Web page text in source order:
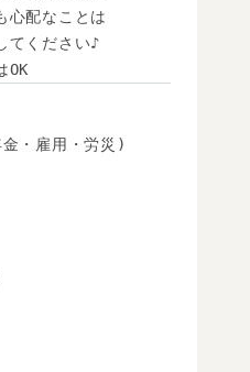
心配なことは
てください♪
OK
・雇用・労災)